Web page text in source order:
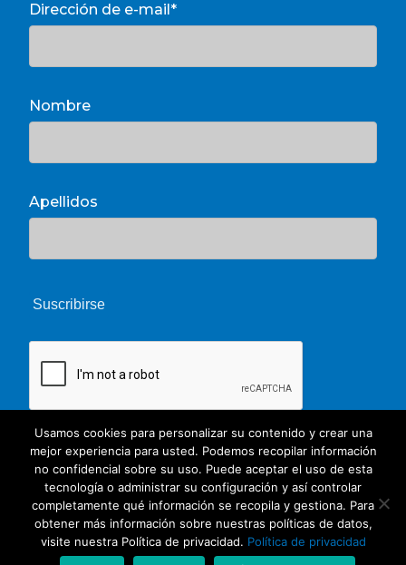
Dirección de e-mail*
Nombre
Apellidos
© 2026 Unate. CC Creative Commons
Usamos cookies para personalizar su contenido y crear una
mejor experiencia para usted. Podemos recopilar información
no confidencial sobre su uso. Puede aceptar el uso de esta
tecnología o administrar su configuración y así controlar
completamente qué información se recopila y gestiona. Para
obtener más información sobre nuestras políticas de datos,
visite nuestra Política de privacidad. Política de privacidad